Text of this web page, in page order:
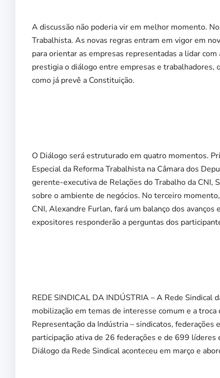
A discussão não poderia vir em melhor momento.
Trabalhista. As novas regras entram em vigor em
para orientar as empresas representadas a lidar
prestigia o diálogo entre empresas e trabalhadores,
como já prevê a Constituição.
O Diálogo será estruturado em quatro momentos.
Especial da Reforma Trabalhista na Câmara dos
gerente-executiva de Relações do Trabalho da CNI,
sobre o ambiente de negócios. No terceiro
CNI, Alexandre Furlan, fará um balanço dos
expositores responderão a perguntas dos
REDE SINDICAL DA INDÚSTRIA – A Rede
mobilização em temas de interesse comum e a
Representação da Indústria – sindicatos,
participação ativa de 26 federações e de 699
Diálogo da Rede Sindical aconteceu em março e